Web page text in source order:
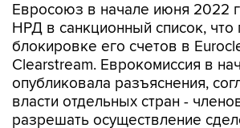
Евросоюз в начале июня 2022
НРД в санкционный список, что
блокировке его счетов в
Clearstream. Еврокомиссия в
опубликовала разъяснения,
власти отдельных стран -
разрешать осуществление